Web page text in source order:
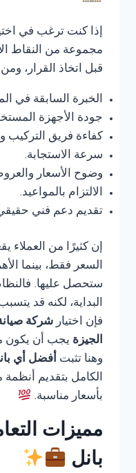
إذا كنت ترغب في
مجموعة من النقاط
قبل اتخاذ القرار،
الخبرة السابقة في
جودة الأجهزة
كفاءة فريق التركيب
سرعة الاستجابة.
وضوح الأسعار
الالتزام بالمواعيد.
تقديم دعم فني
إن كثيرًا من العملاء
السعر فقط، بينما
ستحصل عليها.
البداية، لكنه قد
فإن اختيار
الجيزة يجب أن يكون
وهنا تثبت أفضل أي
الكامل بتقديم أنظمة
بأسعار مناسبة.
مميزات
بانل